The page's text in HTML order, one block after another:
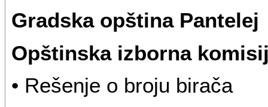
Gradska opština Pantelej
Opštinska izborna
• Rešenje o broju birača